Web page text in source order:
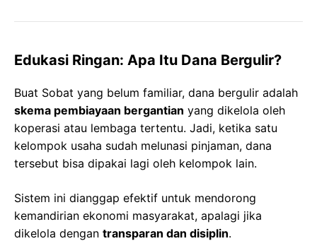
Edukasi Ringan: Apa Itu Dana Bergulir?
Buat Sobat yang belum familiar, dana bergulir adalah
skema pembiayaan bergantian yang dikelola oleh
koperasi atau lembaga tertentu. Jadi, ketika satu
kelompok usaha sudah melunasi pinjaman, dana
tersebut bisa dipakai lagi oleh kelompok lain.
Sistem ini dianggap efektif untuk mendorong
kemandirian ekonomi masyarakat, apalagi jika
dikelola dengan transparan dan disiplin.